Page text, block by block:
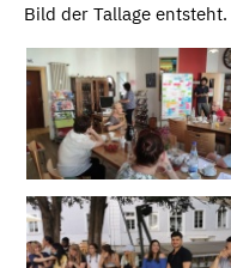
Bild der Tallage entsteht.